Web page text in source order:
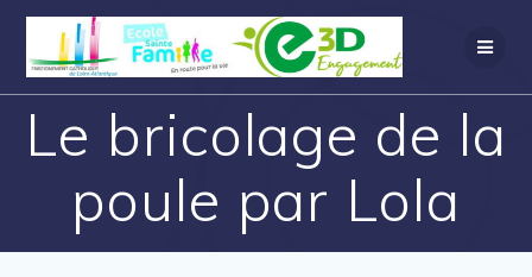
Le bricolage de la
poule par Lola